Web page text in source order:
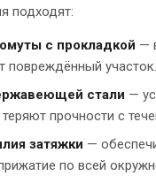
подходят:
с прокладкой —
повреждённый участок.
стали —
прочности с
затяжки —
по всей